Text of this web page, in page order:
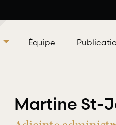
Équipe
Martine St-